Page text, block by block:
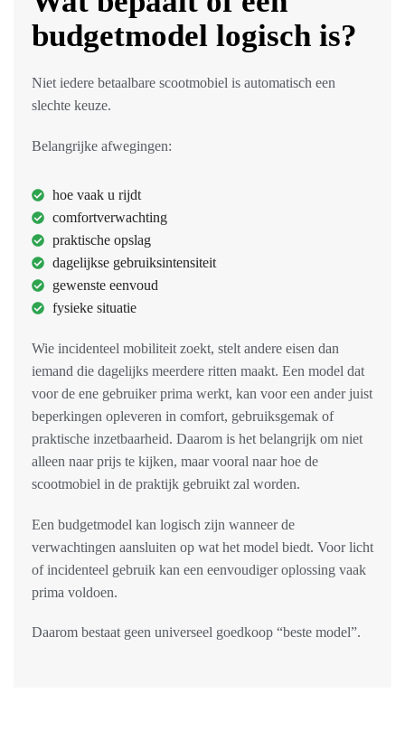
budgetmodel logisch is?
Niet iedere betaalbare scootmobiel is automatisch een
slechte keuze.
Belangrijke afwegingen:
hoe vaak u rijdt
comfortverwachting
praktische opslag
dagelijkse gebruiksintensiteit
gewenste eenvoud
fysieke situatie
Wie incidenteel mobiliteit zoekt, stelt andere eisen dan
iemand die dagelijks meerdere ritten maakt. Een model dat
voor de ene gebruiker prima werkt, kan voor een ander juist
beperkingen opleveren in comfort, gebruiksgemak of
praktische inzetbaarheid. Daarom is het belangrijk om niet
alleen naar prijs te kijken, maar vooral naar hoe de
scootmobiel in de praktijk gebruikt zal worden.
Een budgetmodel kan logisch zijn wanneer de
verwachtingen aansluiten op wat het model biedt. Voor licht
of incidenteel gebruik kan een eenvoudiger oplossing vaak
prima voldoen.
Daarom bestaat geen universeel goedkoop “beste model”.